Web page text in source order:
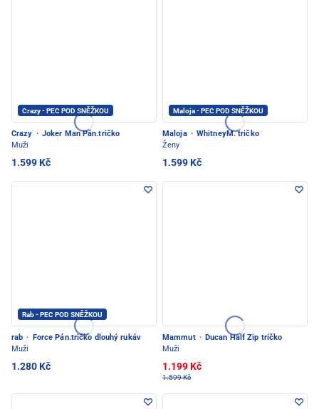
Crazy - PEC POD SNĚŽKOU
Crazy · Joker Man Pán.tričko
Muži
1.599 Kč
Maloja - PEC POD SNĚŽKOU
Maloja · WhitneyM. tričko
Ženy
1.599 Kč
Rab - PEC POD SNĚŽKOU
rab ·
Force Pán.tričko dlouhý rukáv
Muži
1.280 Kč
Mammut · Ducan Half Zip tričko
Muži
1.199 Kč
1.599 Kč